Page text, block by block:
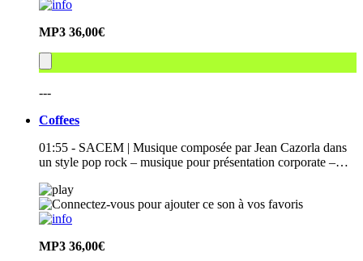
MP3 36,00€
---
Coffees
01:55 - SACEM | Musique composée par Jean Cazorla dans
un style pop rock – musique pour présentation corporate –…
MP3 36,00€